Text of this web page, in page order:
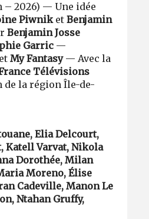
– 2026) — Une idée
Piwniket Benjamin
Benjamin Josse
Garric —
etMy Fantasy — Avec la
Télévisions
de la région Île-de-
Elia Delcourt,
Katell Varvat, Nikola
Dorothée, Milan
Moreno, Élise
Cadeville, Manon Le
Ntahan Gruffy,